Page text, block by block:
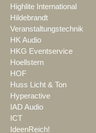
Highlite International
Hildebrandt
Veranstaltungstechnik
HK Audio
HKG Eventservice
Hoellstern
HOF
Huss Licht & Ton
Hyperactive
IAD Audio
ICT
IdeenReich!